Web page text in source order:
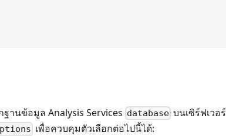
านข้อมูล Analysis Services database บนเซิร์ฟเวอร์
เพื่อควบคุมตัวเลือกต่อไปนี้ได้: